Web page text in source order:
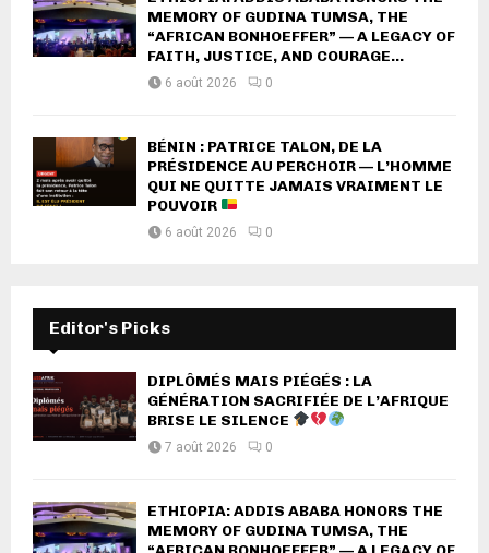
MEMORY OF GUDINA TUMSA, THE
“AFRICAN BONHOEFFER” — A LEGACY OF
FAITH, JUSTICE, AND COURAGE...
6 août 2026 0
BÉNIN : PATRICE TALON, DE LA
PRÉSIDENCE AU PERCHOIR — L’HOMME
QUI NE QUITTE JAMAIS VRAIMENT LE
POUVOIR
6 août 2026 0
Editor's Picks
DIPLÔMÉS MAIS PIÉGÉS : LA
GÉNÉRATION SACRIFIÉE DE L’AFRIQUE
BRISE LE SILENCE
7 août 2026 0
ETHIOPIA: ADDIS ABABA HONORS THE
MEMORY OF GUDINA TUMSA, THE